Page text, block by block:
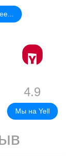
4.9
Мы на Yell